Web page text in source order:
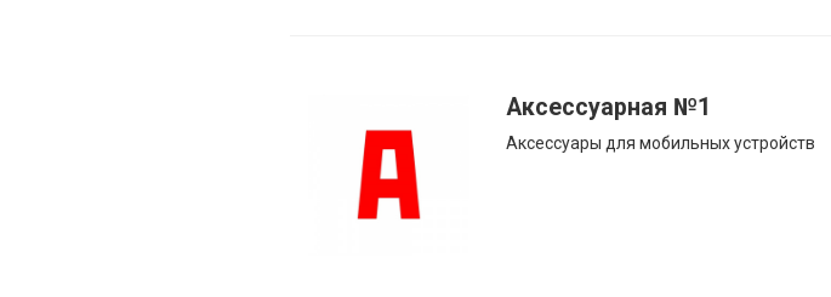
Аксессуарная №1
Аксессуары для мобильных устройств